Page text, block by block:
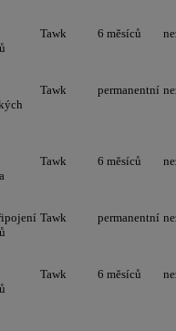
Tawk 6 měsíců
Tawk permanentní
Tawk 6 měsíců
Tawk permanentní
Tawk 6 měsíců